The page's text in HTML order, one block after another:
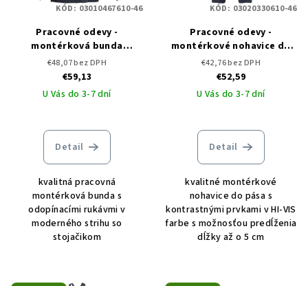
Pracovné odevy -
montérková bunda
KNOXFIELD RYO ČERVA
€48,07 bez DPH
€59,13
U Vás do 3-7 dní
Detail
kvalitná pracovná
montérková bunda s
odopínacími rukávmi v
moderného strihu so
stojačikom
KÓD: 03010467610-46
Pracovné odevy -
montérkové nohavice do
pása KNOXFIELD RYO ČERVA
€42,76 bez DPH
€52,59
U Vás do 3-7 dní
Detail
kvalitné montérkové
nohavice do pása s
kontrastnými prvkami v HI-VIS
farbe s možnosťou predĺženia
dĺžky až o 5 cm
KÓD: 03020330610-46